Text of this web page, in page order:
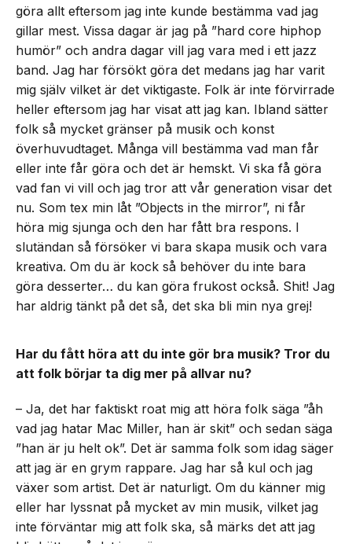
göra allt eftersom jag inte kunde bestämma vad jag
gillar mest. Vissa dagar är jag på ”hard core hiphop
humör” och andra dagar vill jag vara med i ett jazz
band. Jag har försökt göra det medans jag har varit
mig själv vilket är det viktigaste. Folk är inte förvirrade
heller eftersom jag har visat att jag kan. Ibland sätter
folk så mycket gränser på musik och konst
överhuvudtaget. Många vill bestämma vad man får
eller inte får göra och det är hemskt. Vi ska få göra
vad fan vi vill och jag tror att vår generation visar det
nu. Som tex min låt ”Objects in the mirror”, ni får
höra mig sjunga och den har fått bra respons. I
slutändan så försöker vi bara skapa musik och vara
kreativa. Om du är kock så behöver du inte bara
göra desserter… du kan göra frukost också. Shit! Jag
har aldrig tänkt på det så, det ska bli min nya grej!
Har du fått höra att du inte gör bra musik? Tror du
att folk börjar ta dig mer på allvar nu?
– Ja, det har faktiskt roat mig att höra folk säga ”åh
vad jag hatar Mac Miller, han är skit” och sedan säga
”han är ju helt ok”. Det är samma folk som idag säger
att jag är en grym rappare. Jag har så kul och jag
växer som artist. Det är naturligt. Om du känner mig
eller har lyssnat på mycket av min musik, vilket jag
inte förväntar mig att folk ska, så märks det att jag